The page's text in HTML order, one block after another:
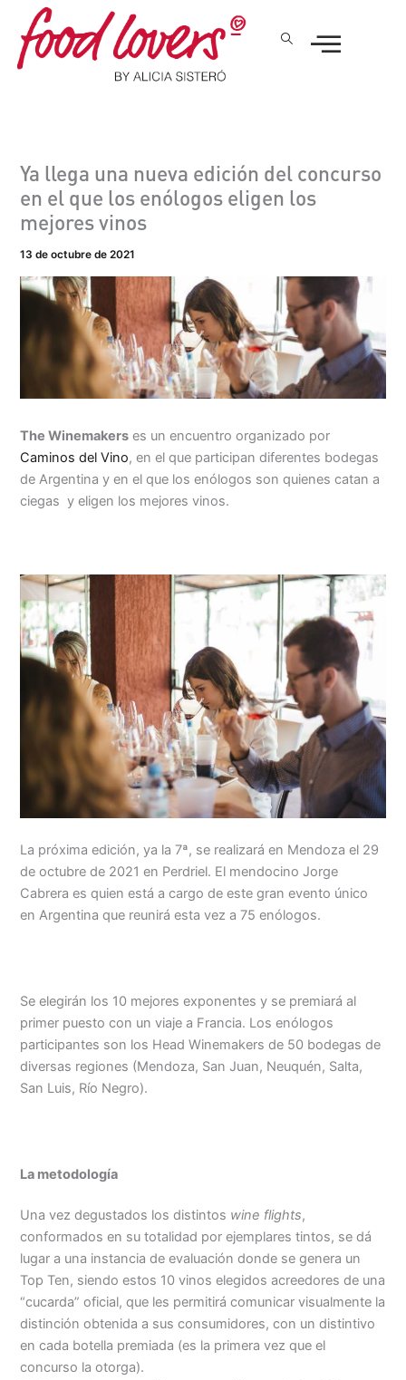
contenido
Ya llega una nueva edición del concurso
en el que los enólogos eligen los
mejores vinos
13 de octubre de 2021
The Winemakers es un encuentro organizado por
Caminos del Vino, en el que participan diferentes bodegas
de Argentina y en el que los enólogos son quienes catan a
ciegas y eligen los mejores vinos.
La próxima edición, ya la 7ª, se realizará en Mendoza el 29
de octubre de 2021 en Perdriel. El mendocino Jorge
Cabrera es quien está a cargo de este gran evento único
en Argentina que reunirá esta vez a 75 enólogos.
Se elegirán los 10 mejores exponentes y se premiará al
primer puesto con un viaje a Francia. Los enólogos
participantes son los Head Winemakers de 50 bodegas de
diversas regiones (Mendoza, San Juan, Neuquén, Salta,
San Luis, Río Negro).
La metodología
Una vez degustados los distintos wine flights,
conformados en su totalidad por ejemplares tintos, se dá
lugar a una instancia de evaluación donde se genera un
Top Ten, siendo estos 10 vinos elegidos acreedores de una
“cucarda” oficial, que les permitirá comunicar visualmente la
distinción obtenida a sus consumidores, con un distintivo
en cada botella premiada (es la primera vez que el
concurso la otorga).